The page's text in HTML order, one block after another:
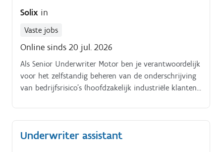
Solix in
Vaste jobs
Online sinds 20 jul. 2026
Als Senior Underwriter Motor ben je verantwoordelijk
voor het zelfstandig beheren van de onderschrijving
van bedrijfsrisico's (hoofdzakelijk industriële klanten)
noodzakelijke stappen te ondersteunen om een
tijdige, correcte en volledige beheersing van het
Underwriter assistant